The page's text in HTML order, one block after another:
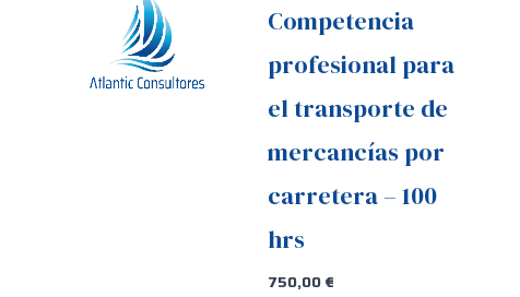
Competencia
profesional para
el transporte de
mercancías por
carretera – 100
hrs
750,00€